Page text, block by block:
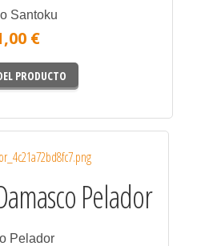
Santoku
€
PRODUCTO
Pelador
Pelador